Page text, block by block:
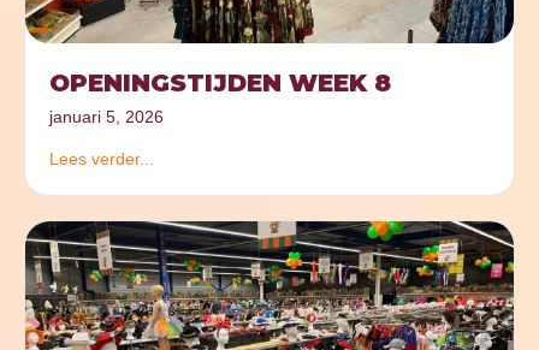
OPENINGSTIJDEN WEEK 8
januari 5, 2026
Lees verder...